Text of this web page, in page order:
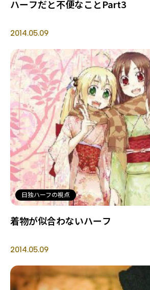
ハーフだと不便なことPart3
2014.05.09
日独ハーフの視点
着物が似合わないハーフ
2014.05.09